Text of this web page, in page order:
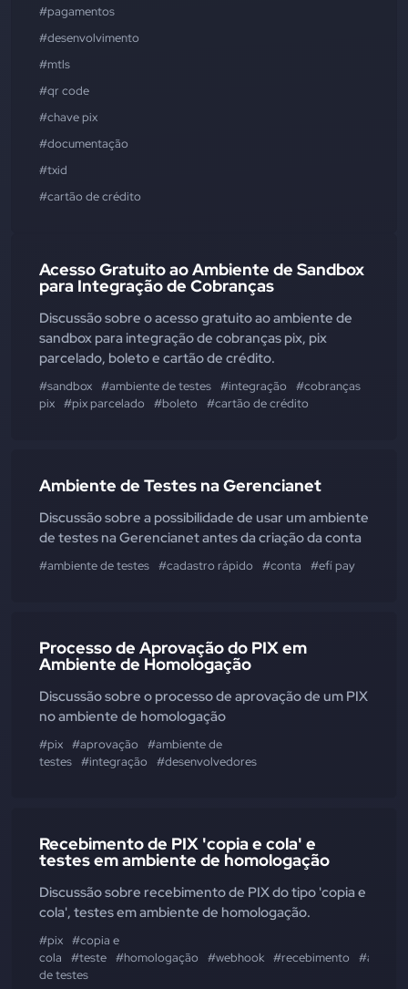
#pagamentos
#desenvolvimento
#mtls
#qr code
#chave pix
#documentação
#txid
#cartão de crédito
Acesso Gratuito ao Ambiente de Sandbox
para Integração de Cobranças
Discussão sobre o acesso gratuito ao ambiente de
sandbox para integração de cobranças pix, pix
parcelado, boleto e cartão de crédito.
#sandbox #ambiente de testes #integração
#cobranças
pix #pix parcelado #boleto #cartão de crédito
Ambiente de Testes na Gerencianet
Discussão sobre a possibilidade de usar um ambiente
de testes na Gerencianet antes da criação da conta
#ambiente de testes #cadastro rápido #conta #efí pay
Processo de Aprovação do PIX em
Ambiente de Homologação
Discussão sobre o processo de aprovação de um PIX
no ambiente de homologação
#pix #aprovação
#ambiente de
testes #integração #desenvolvedores
Recebimento de PIX 'copia e cola' e
testes em ambiente de homologação
Discussão sobre recebimento de PIX do tipo 'copia e
cola', testes em ambiente de homologação.
#pix #copia e
cola
#teste #homologação #webhook #recebimento
de testes